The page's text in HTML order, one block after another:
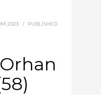
2023 /
PUBLISHED